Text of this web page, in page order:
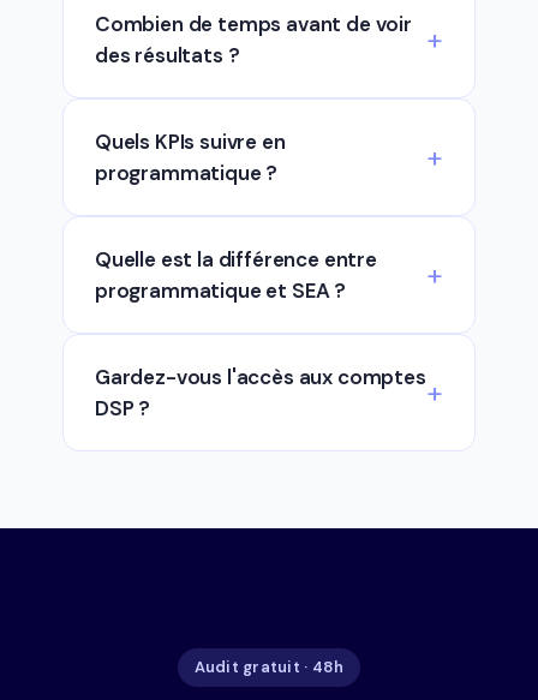
Combien de temps avant de voir
des résultats ?
Quels KPIs suivre en
programmatique ?
Quelle est la différence entre
programmatique et SEA ?
Gardez-vous l'accès aux comptes
DSP ?
Audit gratuit · 48h